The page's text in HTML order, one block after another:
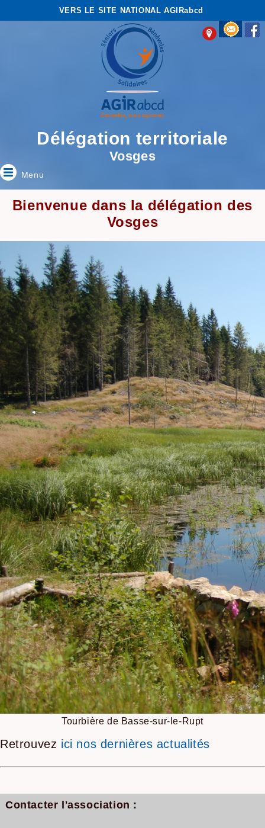
VERS LE SITE NATIONAL AGIRabcd
Délégation territoriale
Vosges
Menu
Bienvenue dans la délégation des
Vosges
Tourbière de Basse-sur-le-Rupt
Retrouvez ici nos dernières actualités
Contacter l'association :